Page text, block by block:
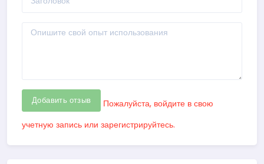
Добавить отзыв
Пожалуйста, войдите в свою
учетную запись или зарегистрируйтесь.